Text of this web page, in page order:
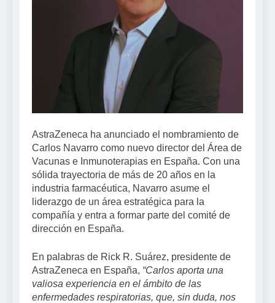
AstraZeneca ha anunciado el nombramiento de
Carlos Navarro como nuevo director del Área de
Vacunas e Inmunoterapias en España. Con una
sólida trayectoria de más de 20 años en la
industria farmacéutica, Navarro asume el
liderazgo de un área estratégica para la
compañía y entra a formar parte del comité de
dirección en España.
En palabras de Rick R. Suárez, presidente de
AstraZeneca en España, “Carlos aporta una
valiosa experiencia en el ámbito de las
enfermedades respiratorias, que, sin duda, nos